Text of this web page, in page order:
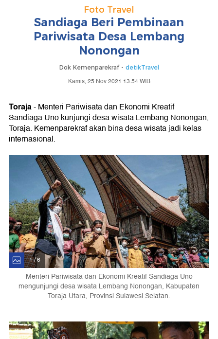
Foto Travel
Sandiaga Beri Pembinaan
Pariwisata Desa Lembang
Nonongan
Dok Kemenparekraf - detikTravel
Kamis, 25 Nov 2021 13:54 WIB
Toraja- Menteri Pariwisata dan Ekonomi Kreatif
Sandiaga Uno kunjungi desa wisata Lembang Nonongan,
Toraja. Kemenparekraf akan bina desa wisata jadi kelas
internasional.
1 / 6
Menteri Pariwisata dan Ekonomi Kreatif Sandiaga Uno
mengunjungi desa wisata Lembang Nonongan, Kabupaten
Toraja Utara, Provinsi Sulawesi Selatan.